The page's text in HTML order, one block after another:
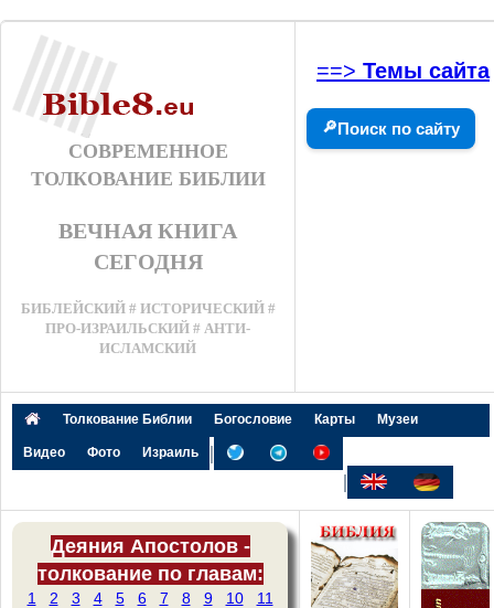
СОВРЕМЕННОЕ
ТОЛКОВАНИЕ БИБЛИИ
ВЕЧНАЯ КНИГА
СЕГОДНЯ
БИБЛЕЙСКИЙ # ИСТОРИЧЕСКИЙ #
ПРО-ИЗРАИЛЬСКИЙ # АНТИ-
ИСЛАМСКИЙ
==> Темы сайта
🔎Поиск по сайту
Толкование Библии Богословие Карты Музеи
Видео Фото Израиль
|
|
Деяния Апостолов -
толкование по главам:
1 2 3 4 5 6 7 8 9 10
11